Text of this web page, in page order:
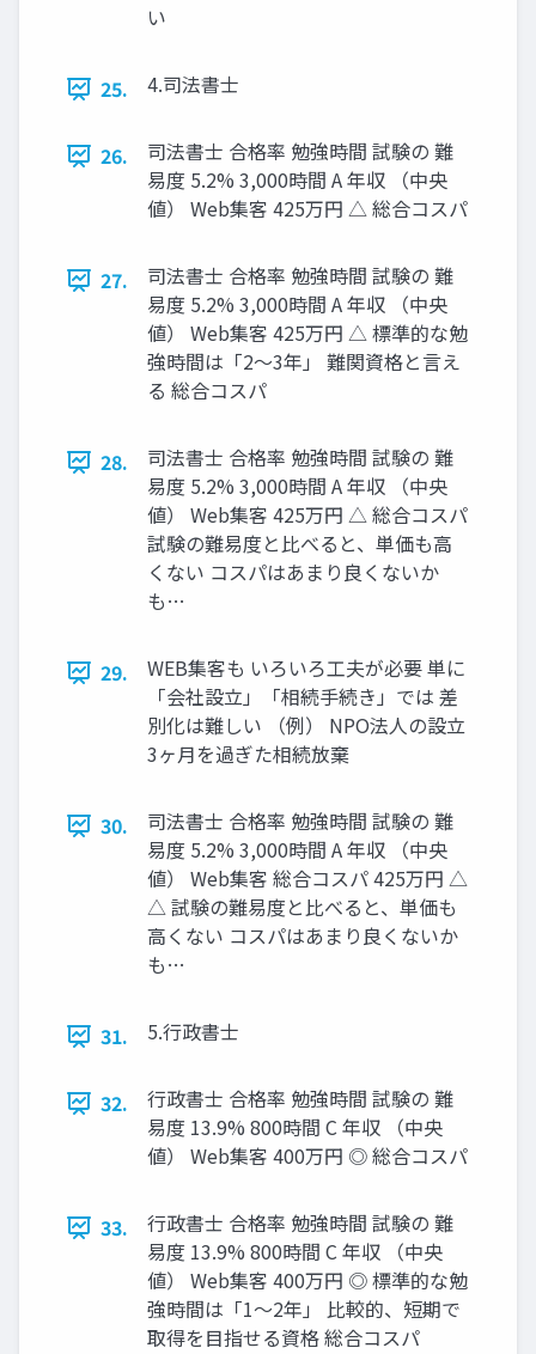
い
25. 4.司法書士
26.
司法書士 合格率 勉強時間 試験の 難
易度 5.2% 3,000時間 A 年収 （中央
値） Web集客 425万円 △ 総合コスパ
27.
司法書士 合格率 勉強時間 試験の 難
易度 5.2% 3,000時間 A 年収 （中央
値） Web集客 425万円 △ 標準的な勉
強時間は「2～3年」 難関資格と言え
る 総合コスパ
28.
司法書士 合格率 勉強時間 試験の 難
易度 5.2% 3,000時間 A 年収 （中央
値） Web集客 425万円 △ 総合コスパ
試験の難易度と比べると、単価も高
くない コスパはあまり良くないか
も…
29.
WEB集客も いろいろ工夫が必要 単に
「会社設立」「相続手続き」では 差
別化は難しい （例） NPO法人の設立
3ヶ月を過ぎた相続放棄
30.
司法書士 合格率 勉強時間 試験の 難
易度 5.2% 3,000時間 A 年収 （中央
値） Web集客 総合コスパ 425万円 △
△ 試験の難易度と比べると、単価も
高くない コスパはあまり良くないか
も…
31. 5.行政書士
32.
行政書士 合格率 勉強時間 試験の 難
易度 13.9% 800時間 C 年収 （中央
値） Web集客 400万円 ◎ 総合コスパ
33.
行政書士 合格率 勉強時間 試験の 難
易度 13.9% 800時間 C 年収 （中央
値） Web集客 400万円 ◎ 標準的な勉
強時間は「1～2年」 比較的、短期で
取得を目指せる資格 総合コスパ